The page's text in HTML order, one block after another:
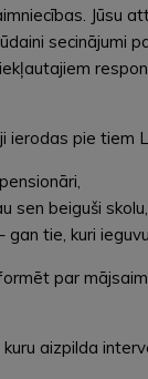
Jūsu
secinājumi
pie tiem
sen beiguši skolu,
tie, kuri
par
aizpilda